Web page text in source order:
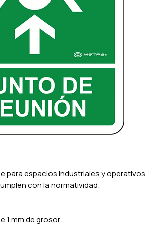
para espacios industriales y operativos.
con la normatividad.
1 mm de grosor